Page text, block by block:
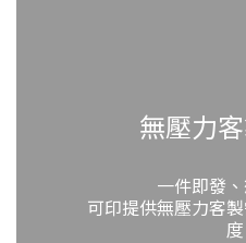
無壓力
一件即發
可印提供無壓力客